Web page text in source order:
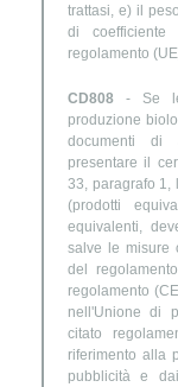
trattasi, e) il
di
regolamento
CD808 - Se le
produzione
documenti di
presentare il
33, paragrafo 1,
(prodotti
equivalenti,
salve le misure
del
regolamento
nell'Unione di
citato
riferimento alla
pubblicità e